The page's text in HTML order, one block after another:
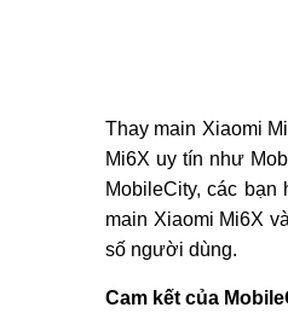
Thay main Xiaomi
Mi6X uy tín như
MobileCity, các
main Xiaomi Mi6X
số người dùng.
Cam kết của